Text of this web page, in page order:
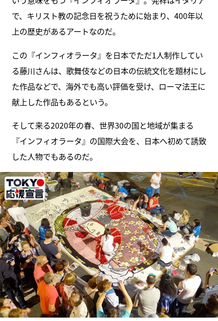
で、キリスト教の記念日を祝うために始まり、400年以
上の歴史があるアートなのだ。
この『インフィオラータ』を日本でただ1人制作してい
る藤川さんは、歌舞伎などの日本の伝統文化を題材にし
た作品などで、海外でも高い評価を受け、ローマ法王に
献上した作品もあるという。
そして来る2020年の春、世界30の国と地域が集まる
『インフィオラータ』の国際大会を、日本へ初めて誘致
した人物でもあるのだ。